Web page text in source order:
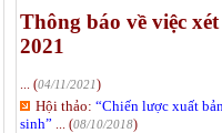
Thông báo về việc
2021
... (04/11/2021)
Hội thảo: “Chiến lược xuất
sinh” ... (08/10/2018)